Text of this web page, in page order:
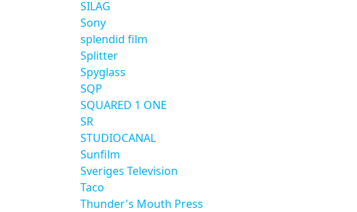
SILAG
Sony
splendid film
Splitter
Spyglass
SQP
SQUARED 1 ONE
SR
STUDIOCANAL
Sunfilm
Sveriges Television
Taco
Thunder's Mouth Press